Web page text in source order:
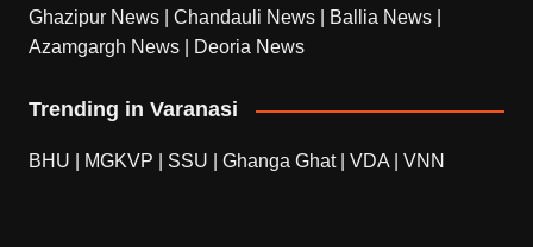
Ghazipur News
Chandauli News Ballia News
Azamgargh News
Deoria News
Trending in Varanasi
BHU MGKVP SSU Ghanga Ghat| VDA VNN